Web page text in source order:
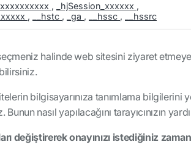
, _hjSession_xxxxxx ,
, __hstc , _ga , __hssc , __hssrc
halinde web sitesini ziyaret
bilgisayarınıza tanımlama bilgilerini
nasıl yapılacağını tarayıcınızın
değiştirerek onayınızı istediğiniz